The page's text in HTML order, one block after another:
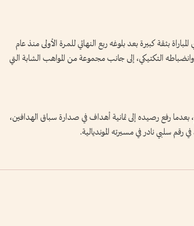
بثقة كبيرة بعد بلوغه ربع النهائي للمرة الأولى منذ عام
وانضباطه التكتيكي، إلى جانب مجموعة من المواهب الشابة التي
رفع رصيده إلى ثمانية أهداف في صدارة سباق الهدافين،
رقم سلبي نادر في مسيرته المونديالية.